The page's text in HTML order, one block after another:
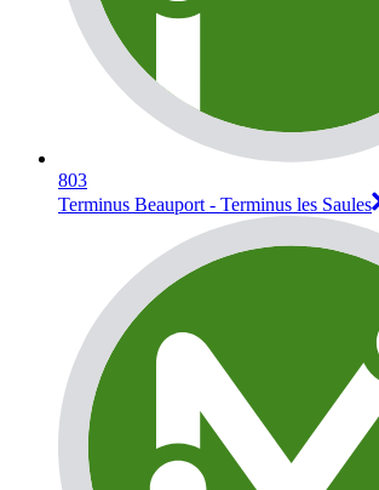
803
Terminus Beauport - Terminus les Saules